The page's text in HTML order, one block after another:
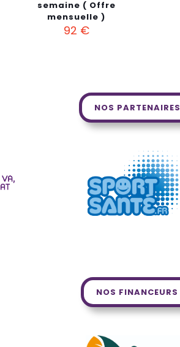
semaine ( Offre
mensuelle )
92 €
NOS PARTENAIRES
NOS FINANCEURS